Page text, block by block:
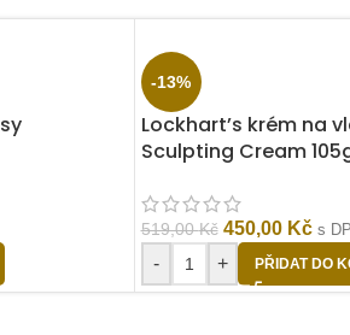
-13%
Lockhart’s krém na
Sculpting Cream
519,00Kč 450,00 Kč s
- + PŘIDAT DO